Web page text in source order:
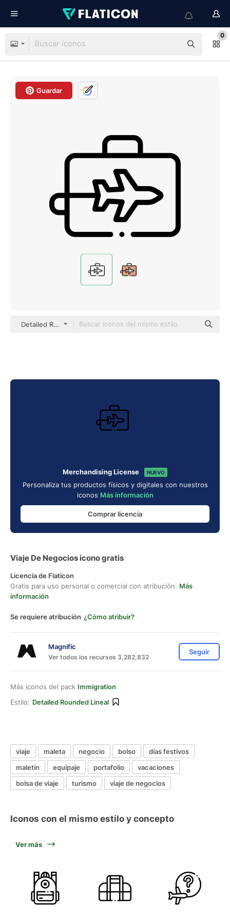
0
Guardar
Detailed Rounded Lineal
Merchandising License NUEVO
Personaliza tus productos físicos y digitales con nuestros
iconos Más información
Comprar licencia
Viaje De Negocios icono gratis
Licencia de Flaticon
Gratis para uso personal o comercial con atribución. Más
información
Se requiere atribución ¿Cómo atribuir?
Magnific
Ver todos los recursos 3,282,832
Seguir
Más iconos del pack Immigration
Estilo: Detailed Rounded Lineal
viaje maleta negocio bolso
días festivos
maletín
equipaje portafolio
vacaciones
bolsa de viaje
turismo viaje de negocios
Iconos con el mismo estilo y concepto
Ver más